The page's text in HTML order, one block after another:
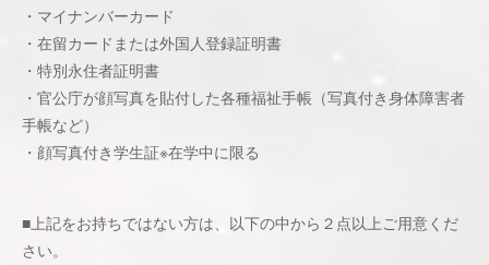
・マイナンバーカード
・在留カードまたは外国人登録証明書
・特別永住者証明書
・官公庁が顔写真を貼付した各種福祉手帳（写真付き身体障害者
手帳など）
・顔写真付き学生証※在学中に限る
■上記をお持ちではない方は、以下の中から２点以上ご用意くだ
さい。